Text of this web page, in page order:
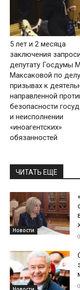
5 лет и 2 месяца
заключения
депутату Госдумы
Максаковой по
призывах к
направленной
безопасности
и неисполнении
«иноагентских»
обязанностей
ЧИТАТЬ ЕЩЕ
Новости